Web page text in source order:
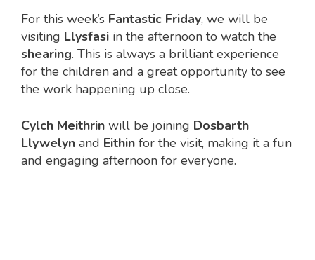
For this week’s Fantastic Friday, we will be
visiting Llysfasi in the afternoon to watch the
shearing. This is always a brilliant experience
for the children and a great opportunity to see
the work happening up close.
Cylch Meithrin will be joining Dosbarth
Llywelyn and Eithin for the visit, making it a fun
and engaging afternoon for everyone.